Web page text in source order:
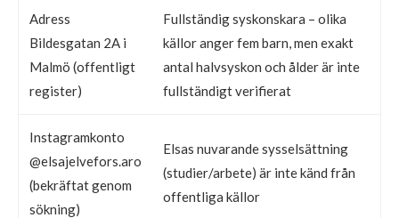
Adress
Bildesgatan 2A i
Malmö (offentligt
register)
Fullständig syskonskara – olika
källor anger fem barn, men exakt
antal halvsyskon och ålder är inte
fullständigt verifierat
Instagramkonto
@elsajelvefors.aro
(bekräftat genom
sökning)
Elsas nuvarande sysselsättning
(studier/arbete) är inte känd från
offentliga källor